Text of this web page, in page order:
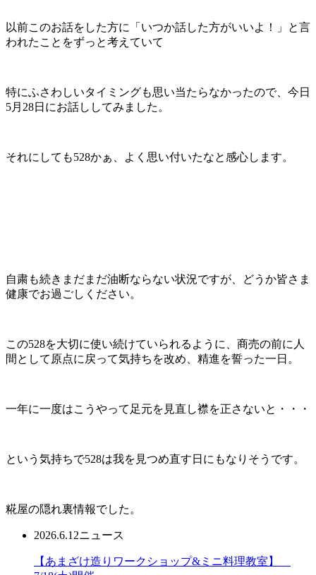
以前このお話をした方に「いつか話した方がいいよ！」と言
われたことをずっと考えていて
特にふさわしいタイミングも思い当たらなかったので、今日
5月28日にお話ししてみました。
それにしても528かぁ、よく思い付いたなと感心します。
自粛も続きまだまだ油断ならない状況ですが、どうか皆さま
健康でお過ごしください。
この528を大切に使い続けていられるように、商売の前に人
間として原点に戻って気持ちを改め、精進を誓った一日。
一年に一度はこうやって足元を見直し襟を正さないと・・・
という気持ちで528は我を見つめ直す日にもなりそうです。
糀屋の隠れ裏情報でした。
2026.6.12ニュース
【あまざけ造りワークショップ&ミニ料理教室】